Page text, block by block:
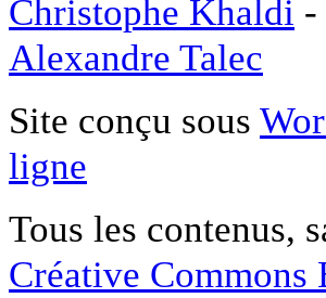
Christophe Khaldi -
Alexandre Talec
Site conçu sous
ligne
Tous les contenus,
Créative Commons